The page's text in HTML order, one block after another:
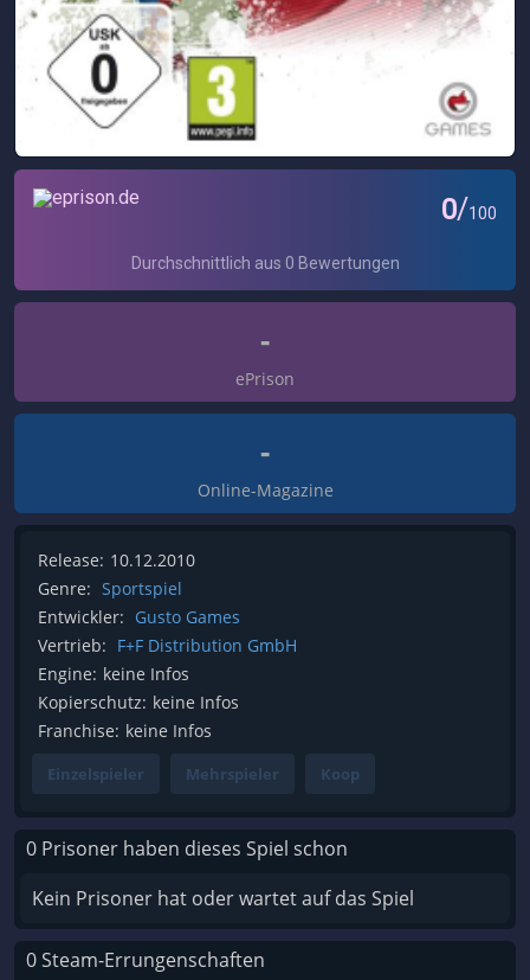
-
ePrison
-
Online-Magazine
Release: 10.12.2010
Genre: Sportspiel
Entwickler: Gusto Games
Vertrieb: F+F Distribution GmbH
Engine: keine Infos
Kopierschutz: keine Infos
Franchise: keine Infos
Einzelspieler Mehrspieler Koop
0 Prisoner haben dieses Spiel schon
Kein Prisoner hat oder wartet auf das Spiel
0 Steam-Errungenschaften